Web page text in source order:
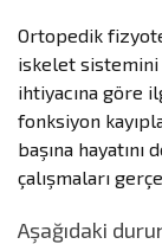
Ortopedik
iskelet sistemini
ihtiyacına göre
fonksiyon
başına
çalışmaları
Aşağıdaki